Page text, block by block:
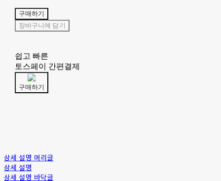
구매하기
장바구니에 담기
쉽고 빠른
토스페이 간편결제
구매하기
상세 설명 머리글
상세 설명
상세 설명 바닥글